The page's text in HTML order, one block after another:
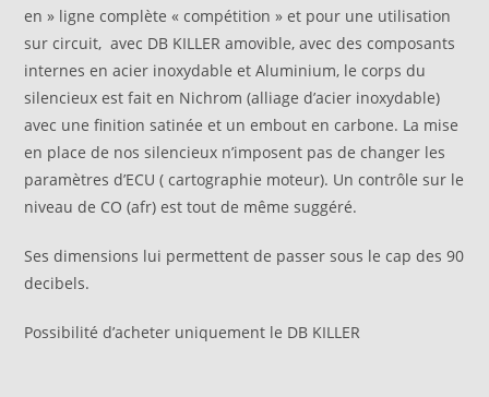
en » ligne complète « compétition » et pour une utilisation
sur circuit, avec DB KILLER amovible, avec des composants
internes en acier inoxydable et Aluminium, le corps du
silencieux est fait en Nichrom (alliage d’acier inoxydable)
avec une finition satinée et un embout en carbone. La mise
en place de nos silencieux n’imposent pas de changer les
paramètres d’ECU ( cartographie moteur). Un contrôle sur le
niveau de CO (afr) est tout de même suggéré.
Ses dimensions lui permettent de passer sous le cap des 90
decibels.
Possibilité d’acheter uniquement le DB KILLER